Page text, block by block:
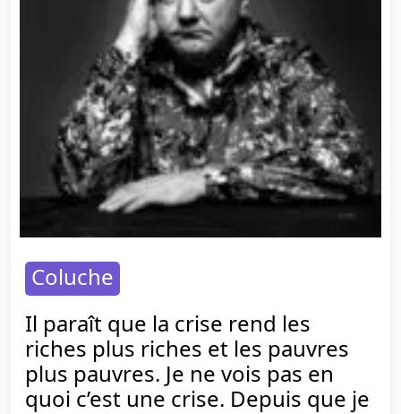
Coluche
Il paraît que la crise rend les
riches plus riches et les pauvres
plus pauvres. Je ne vois pas en
quoi c’est une crise. Depuis que je